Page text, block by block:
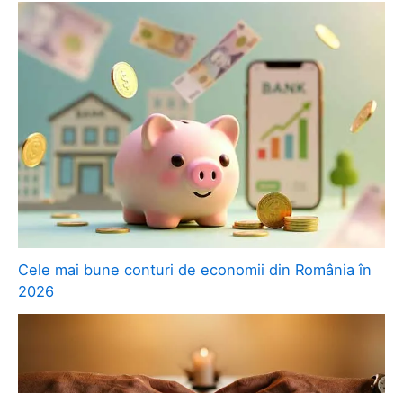
Cele mai bune conturi de economii din România în
2026